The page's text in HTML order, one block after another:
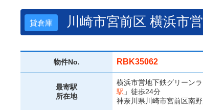
貸倉庫 川崎市宮前区 横浜市
物件No. RBK35062
最寄駅
所在地
横浜市営地下鉄グリーン
駅 」徒歩24分
神奈川県川崎市宮前区南野